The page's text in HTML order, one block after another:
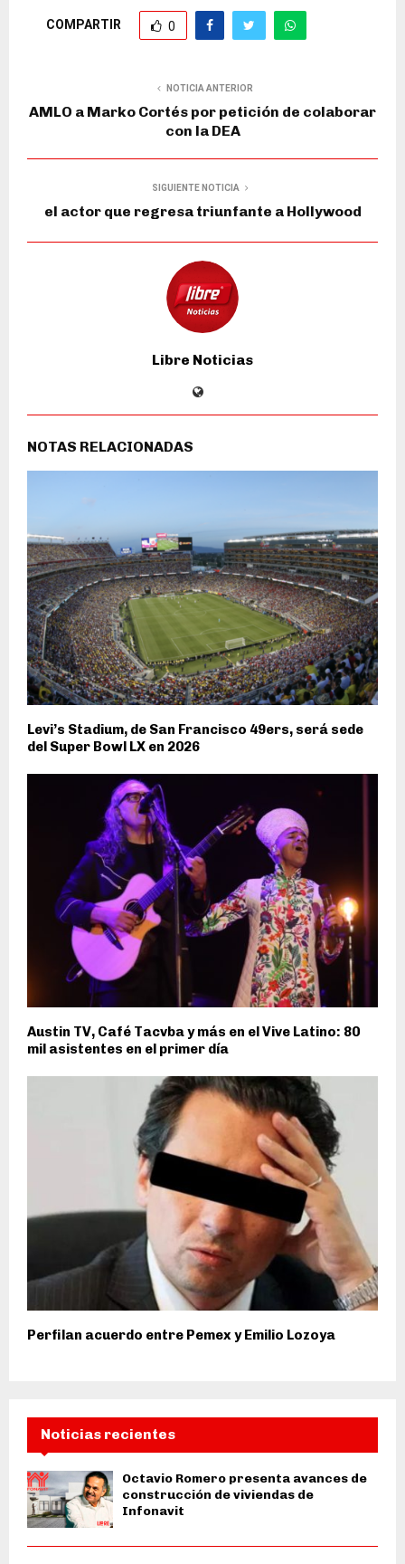
COMPARTIR 0
NOTICIA ANTERIOR
AMLO a Marko Cortés por petición de colaborar
con la DEA
SIGUIENTE NOTICIA
el actor que regresa triunfante a Hollywood
Libre Noticias
NOTAS RELACIONADAS
Levi’s Stadium, de San Francisco 49ers, será sede
del Super Bowl LX en 2026
Austin TV, Café Tacvba y más en el Vive Latino: 80
mil asistentes en el primer día
Perfilan acuerdo entre Pemex y Emilio Lozoya
Noticias recientes
Octavio Romero presenta avances de
construcción de viviendas de
Infonavit